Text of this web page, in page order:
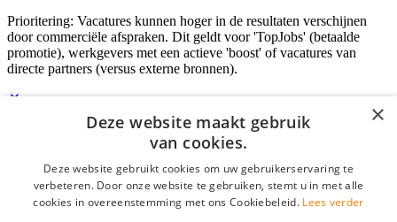
Prioritering: Vacatures kunnen hoger in de resultaten verschijnen
door commerciële afspraken. Dit geldt voor 'TopJobs' (betaalde
promotie), werkgevers met een actieve 'boost' of vacatures van
directe partners (versus externe bronnen).
Inloggen als bedrijf
E-mail*
Wachtwoord
×
Deze website maakt gebruik
van cookies.
Deze website gebruikt cookies om uw gebruikerservaring te
verbeteren. Door onze website te gebruiken, stemt u in met alle
cookies in overeenstemming met ons Cookiebeleid. Lees verder